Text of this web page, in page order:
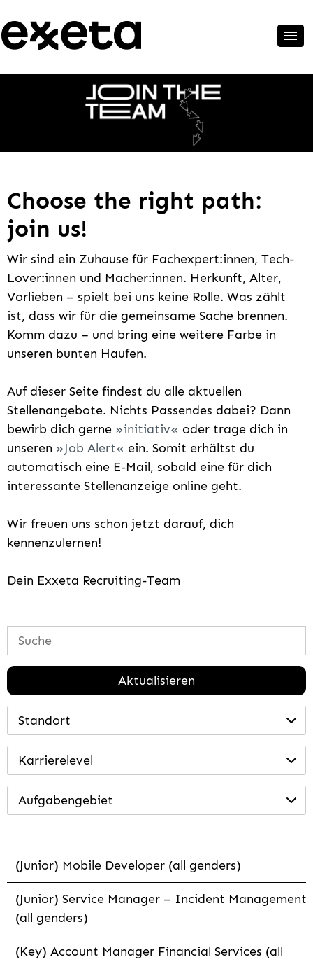
Choose the right path:
join us!
Wir sind ein Zuhause für Fachexpert:innen, Tech-
Lover:innen und Macher:innen. Herkunft, Alter,
Vorlieben – spielt bei uns keine Rolle. Was zählt
ist, dass wir für die gemeinsame Sache brennen.
Komm dazu – und bring eine weitere Farbe in
unseren bunten Haufen.
Auf dieser Seite findest du alle aktuellen
Stellenangebote. Nichts Passendes dabei? Dann
bewirb dich gerne
initiativ
oder trage dich in
unseren
Job Alert
ein. Somit erhältst du
automatisch eine E-Mail, sobald eine für dich
interessante Stellenanzeige online geht.
Wir freuen uns schon jetzt darauf, dich
kennenzulernen!
Dein Exxeta Recruiting-Team
Aktualisieren
Standort
Karrierelevel
Aufgabengebiet
(Junior) Mobile Developer (all genders)
(Junior) Service Manager – Incident Management
(all genders)
(Key) Account Manager Financial Services (all